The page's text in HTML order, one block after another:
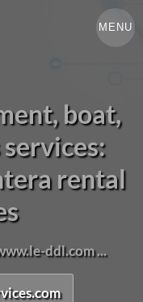
MENU
boat,
rental
ddl.com ...